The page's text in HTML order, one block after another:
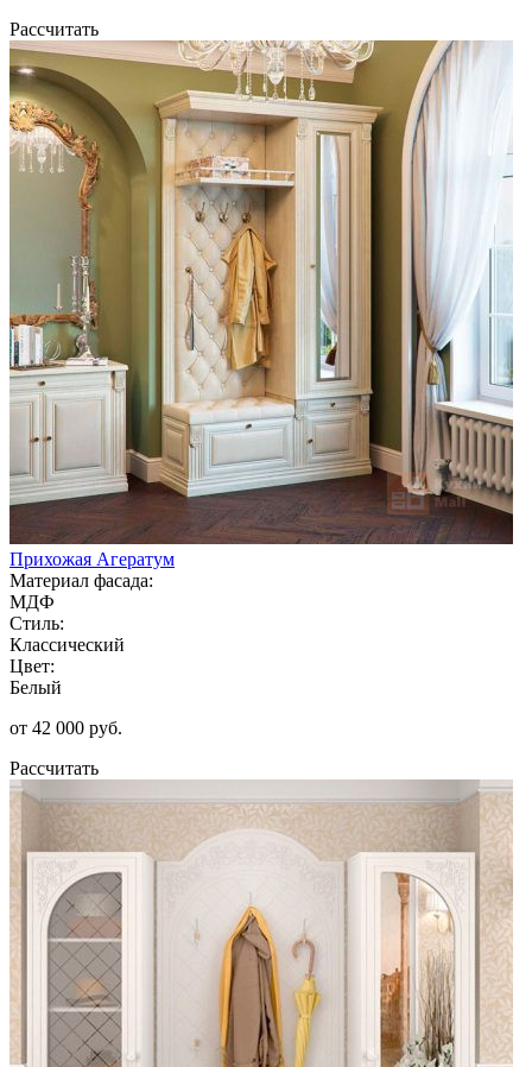
Рассчитать
Прихожая Агератум
Материал фасада:
МДФ
Стиль:
Классический
Цвет:
Белый
от 42 000 руб.
Рассчитать